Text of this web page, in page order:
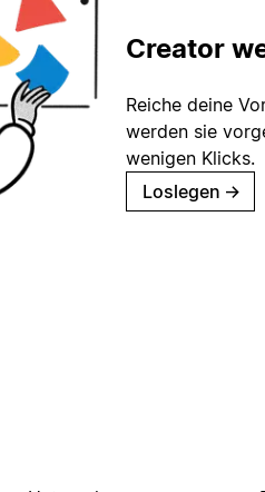
Creator
Reiche deine
werden sie
wenigen Klicks.
Loslegen →